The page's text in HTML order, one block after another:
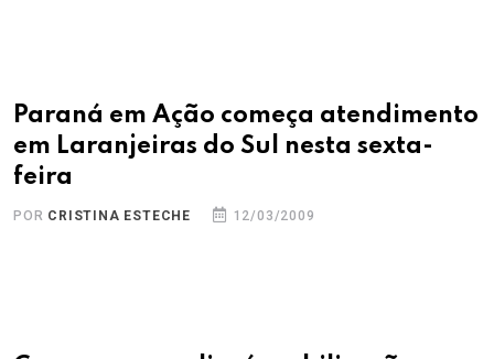
Paraná em Ação começa atendimento
em Laranjeiras do Sul nesta sexta-
feira
POR CRISTINA ESTECHE 12/03/2009